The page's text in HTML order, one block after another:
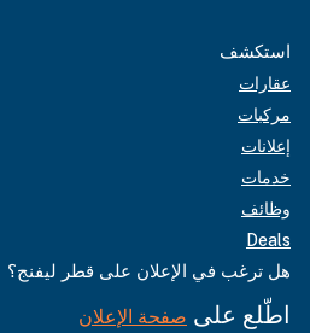
استكشف
عقارات
مركبات
إعلانات
خدمات
وظائف
Deals
هل ترغب في الإعلان على قطر ليفنج؟
اطّلع على صفحة الإعلان